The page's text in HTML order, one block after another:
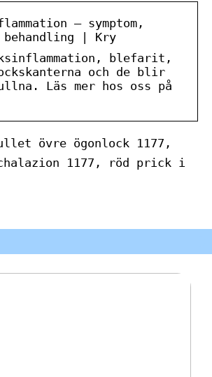
– symptom,
behandling | Kry
blefarit,
och de blir
Läs mer hos oss på
övre ögonlock 1177,
1177, röd prick i